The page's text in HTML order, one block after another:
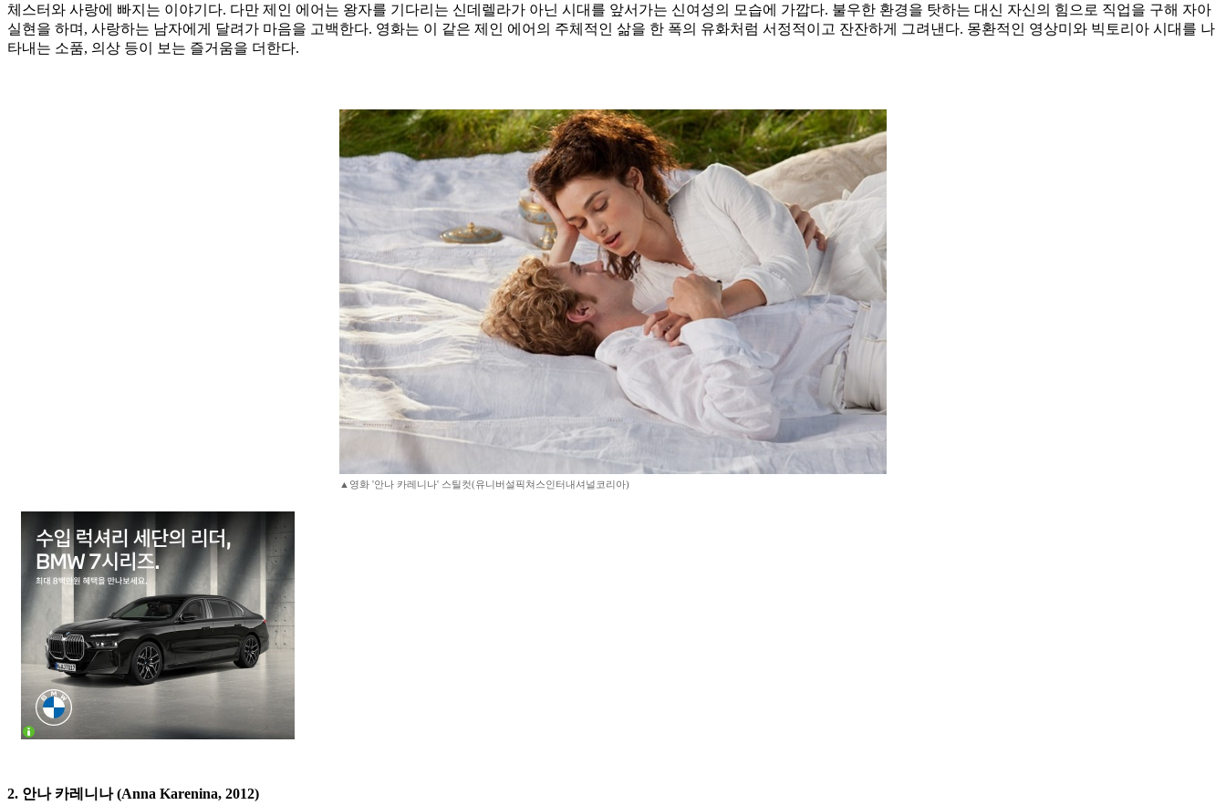
체스터와 사랑에 빠지는 이야기다. 다만 제인 에어는 왕자를 기다리는 신데렐라가 아닌 시대를 앞서가는 신여성의 모습에 가깝다. 불우한 환경을 탓하는 대신 자신의 힘으로 직업을 구해 자아
실현을 하며, 사랑하는 남자에게 달려가 마음을 고백한다. 영화는 이 같은 제인 에어의 주체적인 삶을 한 폭의 유화처럼 서정적이고 잔잔하게 그려낸다. 몽환적인 영상미와 빅토리아 시대를 나
타내는 소품, 의상 등이 보는 즐거움을 더한다.
▲영화 '안나 카레니나' 스틸컷(유니버설픽쳐스인터내셔널코리아)
2. 안나 카레니나 (Anna Karenina, 2012)